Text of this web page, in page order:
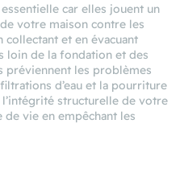
car elles jouent un
votre maison contre les
collectant et en évacuant
loin de la fondation et des
préviennent les problèmes
d’eau et la pourriture
structurelle de votre
vie en empêchant les